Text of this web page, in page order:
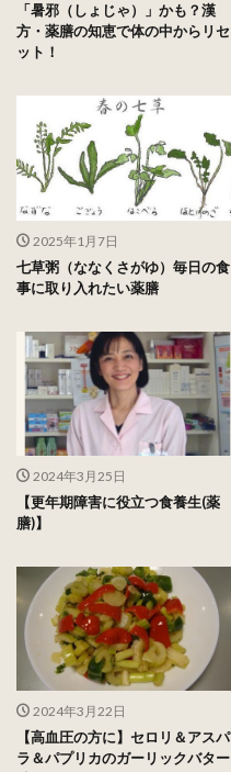
「暑邪（しょじゃ）」かも？漢
方・薬膳の知恵で体の中からリセ
ット！
2025年1月7日
七草粥（ななくさがゆ）毎日の食
事に取り入れたい薬膳
2024年3月25日
【更年期障害に役立つ食養生(薬
膳)】
2024年3月22日
【高血圧の方に】セロリ＆アスパ
ラ＆パプリカのガーリックバター